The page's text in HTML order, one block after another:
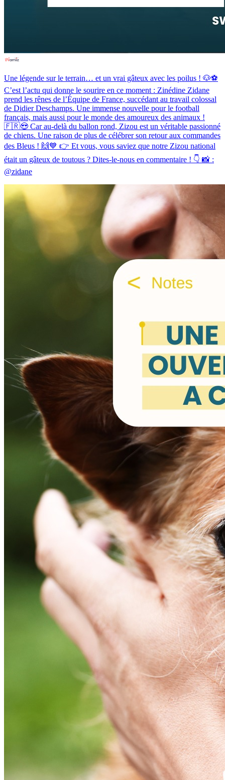
Une légende sur le terrain… et un vrai gâteux avec les poilus ! 🐶⚽️
C’est l’actu qui donne le sourire en ce moment : Zinédine Zidane
prend les rênes de l’Équipe de France, succédant au travail colossal
de Didier Deschamps. Une immense nouvelle pour le football
français, mais aussi pour le monde des amoureux des animaux !
🇫🇷😍 Car au-delà du ballon rond, Zizou est un véritable passionné
de chiens. Une raison de plus de célébrer son retour aux commandes
des Bleus ! 🙌💙 👉 Et vous, vous saviez que notre Zizou national
était un gâteux de toutous ? Dites-le-nous en commentaire ! 👇 📸 :
@zidane